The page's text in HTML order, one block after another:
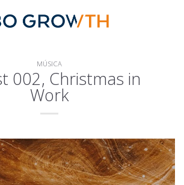
MÚSICA
002, Christmas in
Work